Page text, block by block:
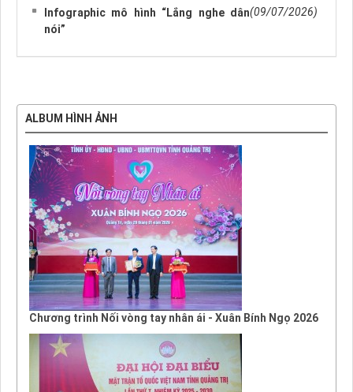
Infographic mô hình “Lắng nghe dân
nói”
(09/07/2026)
ALBUM HÌNH ẢNH
Chương trình Nối vòng tay nhân ái - Xuân Bính Ngọ 2026